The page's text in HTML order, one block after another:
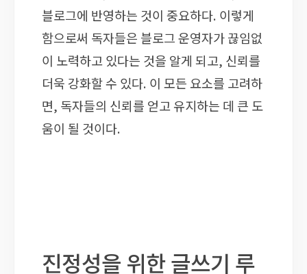
블로그에 반영하는 것이 중요하다. 이렇게
함으로써 독자들은 블로그 운영자가 끊임없
이 노력하고 있다는 것을 알게 되고, 신뢰를
더욱 강화할 수 있다. 이 모든 요소를 고려하
면, 독자들의 신뢰를 얻고 유지하는 데 큰 도
움이 될 것이다.
진정성을 위한 글쓰기 루